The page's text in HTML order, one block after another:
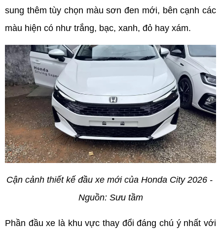
sung thêm tùy chọn màu sơn đen mới, bên cạnh các
màu hiện có như trắng, bạc, xanh, đỏ hay xám.
Cận cảnh thiết kế đầu xe mới của Honda City 2026 -
Nguồn: Sưu tầm
Phần đầu xe là khu vực thay đổi đáng chú ý nhất với